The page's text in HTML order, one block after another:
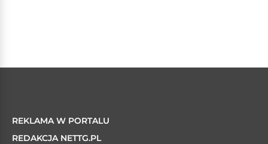
REKLAMA W PORTALU
REDAKCJA NETTG.PL